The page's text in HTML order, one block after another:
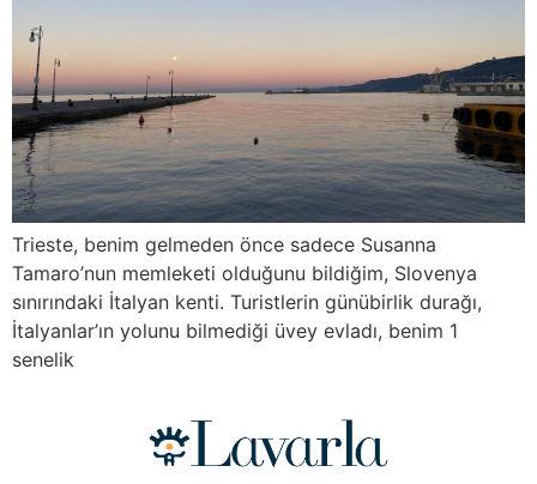
Trieste, benim gelmeden önce sadece Susanna
Tamaro’nun memleketi olduğunu bildiğim, Slovenya
sınırındaki İtalyan kenti. Turistlerin günübirlik durağı,
İtalyanlar’ın yolunu bilmediği üvey evladı, benim 1
senelik